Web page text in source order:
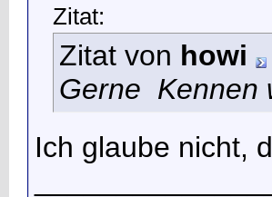
Zitat:
Zitat von howi
Gerne Kennen
Ich glaube nicht,